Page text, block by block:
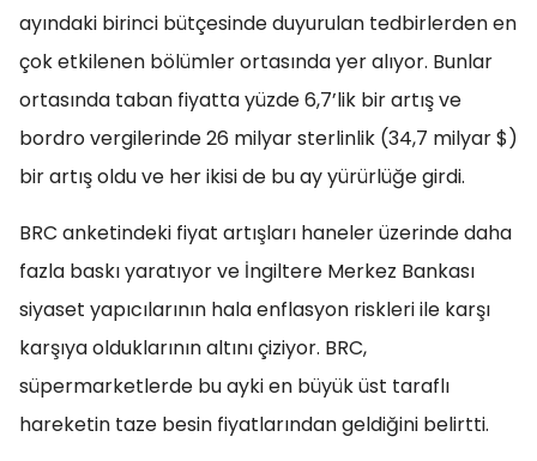
ayındaki birinci bütçesinde duyurulan tedbirlerden en
çok etkilenen bölümler ortasında yer alıyor. Bunlar
ortasında taban fiyatta yüzde 6,7’lik bir artış ve
bordro vergilerinde 26 milyar sterlinlik (34,7 milyar $)
bir artış oldu ve her ikisi de bu ay yürürlüğe girdi.
BRC anketindeki fiyat artışları haneler üzerinde daha
fazla baskı yaratıyor ve İngiltere Merkez Bankası
siyaset yapıcılarının hala enflasyon riskleri ile karşı
karşıya olduklarının altını çiziyor. BRC,
süpermarketlerde bu ayki en büyük üst taraflı
hareketin taze besin fiyatlarından geldiğini belirtti.